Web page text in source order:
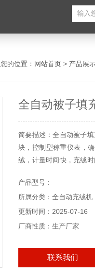
您的位置： 网站首页 > 产品展
全自动被子填
简要描述：全自动被子
块，控制型称重仪表，
绒，计量时间快，充绒
升企业形象。
产品型号：
所属分类：全自动充绒机
更新时间：2025-07-16
厂商性质：生产厂家
联系我们